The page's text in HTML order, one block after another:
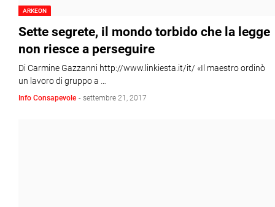
ARKEON
Sette segrete, il mondo torbido che la legge
non riesce a perseguire
Di Carmine Gazzanni http://www.linkiesta.it/it/ «Il maestro ordinò
un lavoro di gruppo a …
Info Consapevole - settembre 21, 2017